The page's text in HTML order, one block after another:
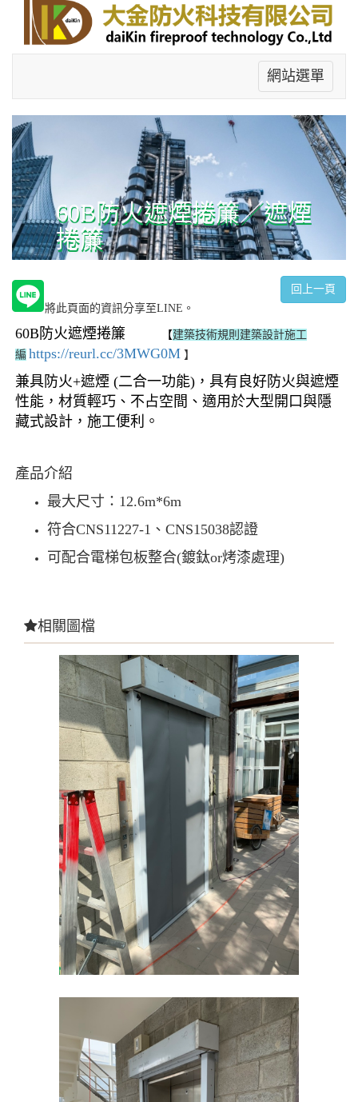
網站選單
60B防火遮煙捲簾／遮煙
捲簾
將此頁面的資訊分享至LINE。
回上一頁
60B防火遮煙捲簾 【建築技術規則建築設計施工
編 https://reurl.cc/3MWG0M 】
兼具防火+遮煙 (二合一功能)，具有良好防火與遮煙
性能，材質輕巧、不占空間、適用於大型開口與隱
藏式設計，施工便利。
產品介紹
最大尺寸：12.6m*6m
符合CNS11227-1、CNS15038認證
可配合電梯包板整合(鍍鈦or烤漆處理)
相關圖檔